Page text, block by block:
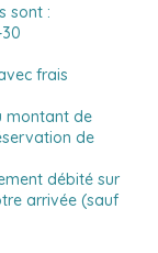
sont :
frais
montant de
de
débité sur
arrivée (sauf